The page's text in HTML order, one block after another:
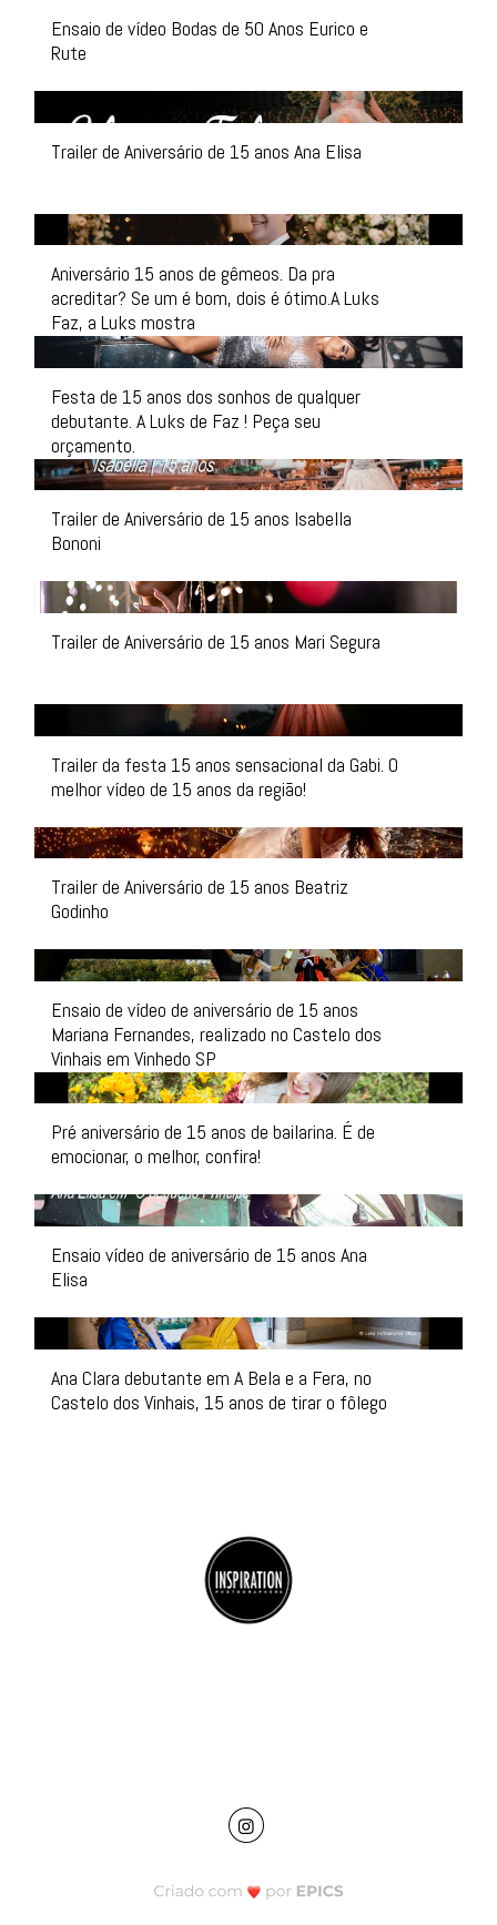
Ensaio de vídeo Bodas de 50 Anos Eurico e
Rute
Trailer de Aniversário de 15 anos Ana Elisa
Aniversário 15 anos de gêmeos. Da pra
acreditar? Se um é bom, dois é ótimo.A Luks
Faz, a Luks mostra
Festa de 15 anos dos sonhos de qualquer
debutante. A Luks de Faz ! Peça seu
orçamento.
Trailer de Aniversário de 15 anos Isabella
Bononi
Trailer de Aniversário de 15 anos Mari Segura
Trailer da festa 15 anos sensacional da Gabi. O
melhor vídeo de 15 anos da região!
Trailer de Aniversário de 15 anos Beatriz
Godinho
Ensaio de vídeo de aniversário de 15 anos
Mariana Fernandes, realizado no Castelo dos
Vinhais em Vinhedo SP
Pré aniversário de 15 anos de bailarina. É de
emocionar, o melhor, confira!
Ensaio vídeo de aniversário de 15 anos Ana
Elisa
Ana Clara debutante em A Bela e a Fera, no
Castelo dos Vinhais, 15 anos de tirar o fôlego